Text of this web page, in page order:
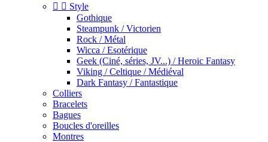
  Style
Gothique
Steampunk / Victorien
Rock / Métal
Wicca / Esotérique
Geek (Ciné, séries, JV...) / Heroic Fantasy
Viking / Celtique / Médiéval
Dark Fantasy / Fantastique
Colliers
Bracelets
Bagues
Boucles d'oreilles
Montres